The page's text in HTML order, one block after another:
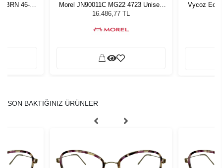
46-19
Morel JN90011C MG22 4723 Unisex
Güneş Gözlüğü
16.486,77 TL
Vycoz
SON BAKTIĞINIZ ÜRÜNLER